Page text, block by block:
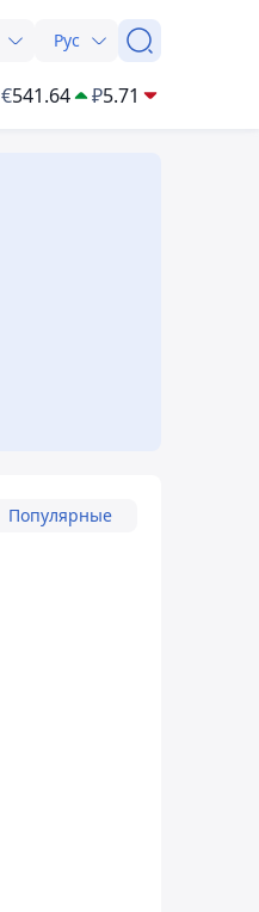
Рус
€541.64 ₽5.71
Популярные